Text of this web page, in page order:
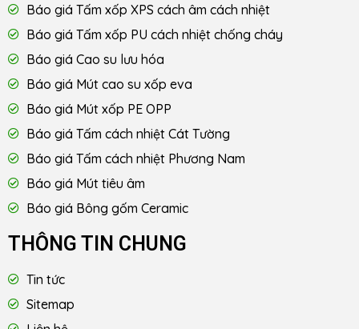
Báo giá Tấm xốp XPS cách âm cách nhiệt
Báo giá Tấm xốp PU cách nhiệt chống cháy
Báo giá Cao su lưu hóa
Báo giá Mút cao su xốp eva
Báo giá Mút xốp PE OPP
Báo giá Tấm cách nhiệt Cát Tường
Báo giá Tấm cách nhiệt Phương Nam
Báo giá Mút tiêu âm
Báo giá Bông gốm Ceramic
THÔNG TIN CHUNG
Tin tức
Sitemap